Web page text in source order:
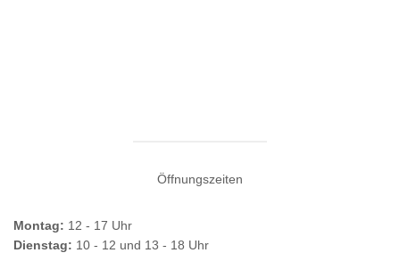
Öffnungszeiten
Montag: 12 - 17 Uhr
Dienstag: 10 - 12 und 13 - 18 Uhr